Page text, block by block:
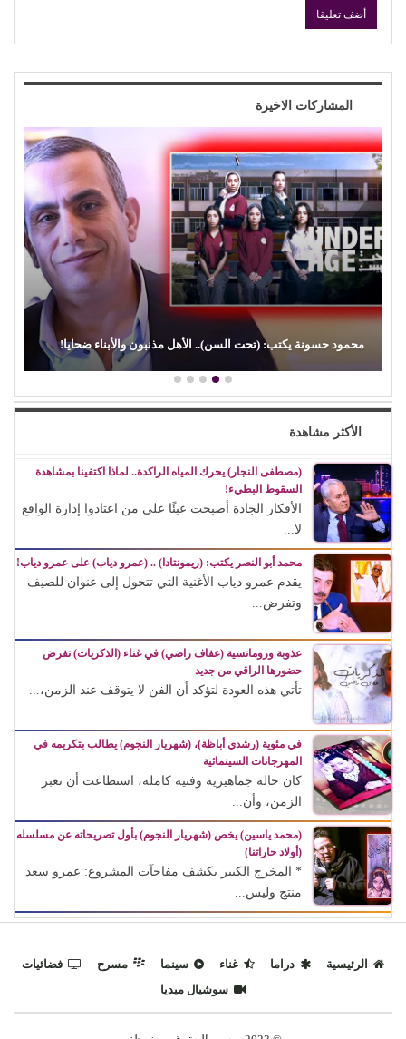
المشاركات الاخيرة
(الفن) والسياسة: عندما تتحول الريشة إلى سلاح
الأكثر مشاهدة
(مصطفى النجار) يحرك المياه الراكدة.. لماذا اكتفينا بمشاهدة
السقوط البطيء!
الأفكار الجادة أصبحت عبئًا على من اعتادوا إدارة الواقع
لا...
محمد أبو النصر يكتب: (ريمونتادا) .. (عمرو دياب) على عمرو دياب!
يقدم عمرو دياب الأغنية التي تتحول إلى عنوان للصيف
وتفرض...
عذوبة ورومانسية (عفاف راضي) في غناء (الذكريات) تفرض
حضورها الراقي من جديد
تأتي هذه العودة لتؤكد أن الفن لا يتوقف عند الزمن،...
في مئوية (رشدي أباظة)، (شهريار النجوم) يطالب بتكريمه في
المهرجانات السينمائية
كان حالة جماهيرية وفنية كاملة، استطاعت أن تعبر
الزمن، وأن...
(محمد ياسين) يخص (شهريار النجوم) بأول تصريحاته عن مسلسله
(أولاد حاراتنا)
* المخرج الكبير يكشف مفاجآت المشروع: عمرو سعد
منتج وليس...
الرئيسية دراما غناء سينما مسرح
فضائيات
سوشيال ميديا